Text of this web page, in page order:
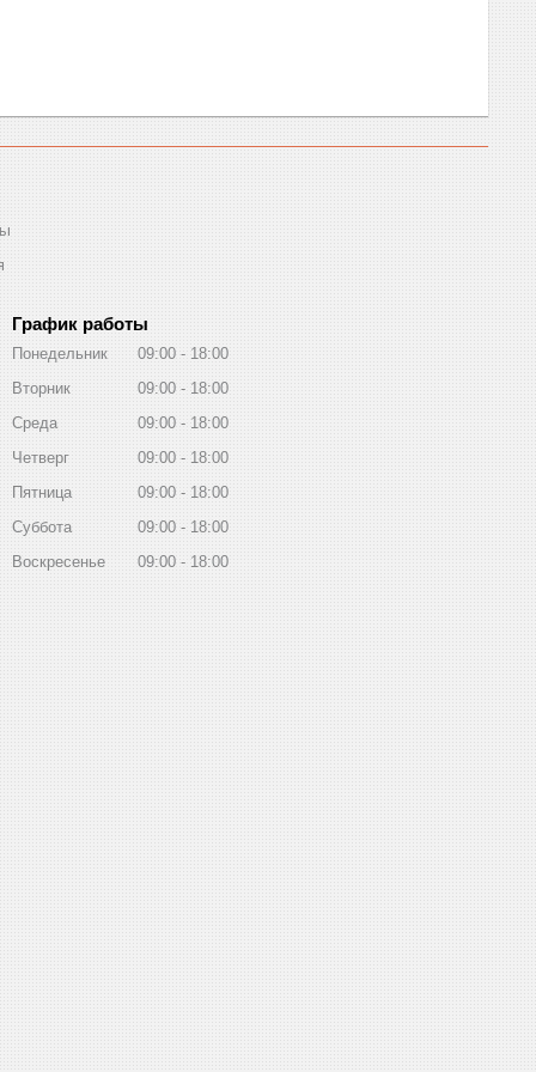
График работы
Понедельник 09:00
18:00
Вторник
09:00
18:00
Среда
09:00
18:00
Четверг
09:00
18:00
Пятница
09:00
18:00
Суббота
09:00
18:00
Воскресенье
09:00 18:00